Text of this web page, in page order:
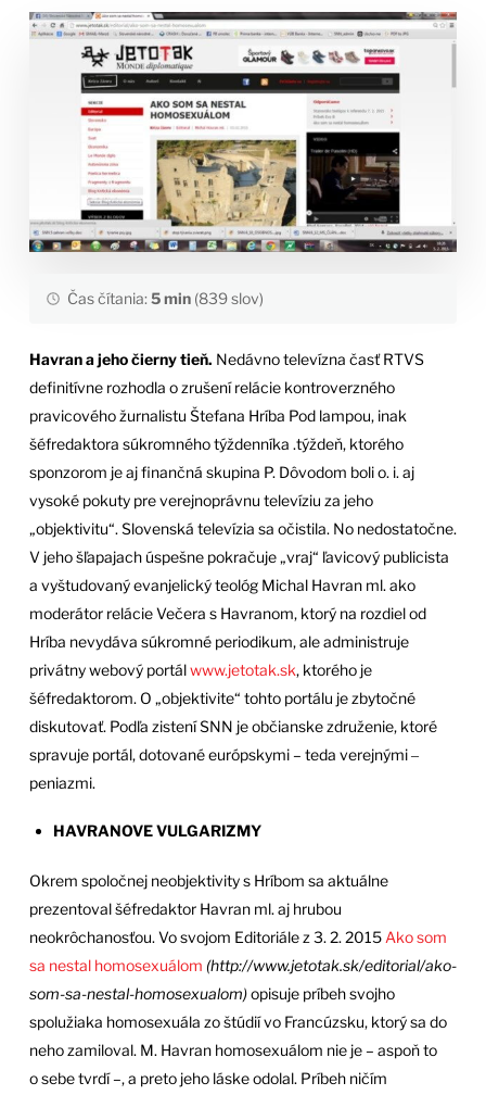
Čas čítania:5 min(839 slov)
Havran a jeho čierny tieň. Nedávno televízna časť RTVS
definitívne rozhodla o zrušení relácie kontroverzného
pravicového žurnalistu Štefana Hríba Pod lampou, inak
šéfredaktora súkromného týždenníka .týždeň, ktorého
sponzorom je aj finančná skupina P. Dôvodom boli o. i. aj
vysoké pokuty pre verejnoprávnu televíziu za jeho
„objektivitu“. Slovenská televízia sa očistila. No nedostatočne.
V jeho šľapajach úspešne pokračuje „vraj“ ľavicový publicista
a vyštudovaný evanjelický teológ Michal Havran ml. ako
moderátor relácie Večera s Havranom, ktorý na rozdiel od
Hríba nevydáva súkromné periodikum, ale administruje
privátny webový portálwww.jetotak.sk, ktorého je
šéfredaktorom. O „objektivite“ tohto portálu je zbytočné
diskutovať. Podľa zistení SNN je občianske združenie, ktoré
spravuje portál, dotované európskymi – teda verejnými ‒
peniazmi.
HAVRANOVE VULGARIZMY
Okrem spoločnej neobjektivity s Hríbom sa aktuálne
prezentoval šéfredaktor Havran ml. aj hrubou
neokrôchanosťou. Vo svojom Editoriále z 3. 2. 2015 Ako som
sa nestal homosexuálom (http://www.jetotak.sk/editorial/ako-
som-sa-nestal-homosexualom)opisuje príbeh svojho
spolužiaka homosexuála zo štúdií vo Francúzsku, ktorý sa do
neho zamiloval. M. Havran homosexuálom nie je – aspoň to
o sebe tvrdí –, a preto jeho láske odolal. Príbeh ničím